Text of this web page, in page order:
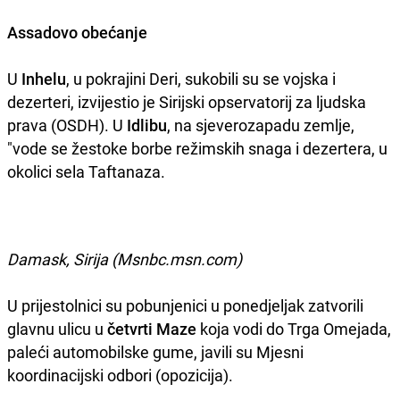
Assadovo obećanje
U Inhelu, u pokrajini Deri, sukobili su se vojska i
dezerteri, izvijestio je Sirijski opservatorij za ljudska
prava (OSDH). U Idlibu, na sjeverozapadu zemlje,
"vode se žestoke borbe režimskih snaga i dezertera, u
okolici sela Taftanaza.
Damask, Sirija (Msnbc.msn.com)
U prijestolnici su pobunjenici u ponedjeljak zatvorili
glavnu ulicu u četvrti Maze koja vodi do Trga Omejada,
paleći automobilske gume, javili su Mjesni
koordinacijski odbori (opozicija).